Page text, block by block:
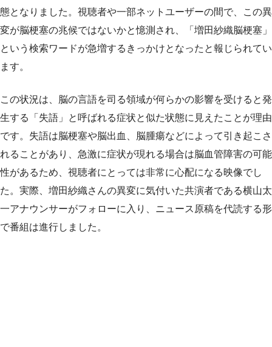
態となりました。視聴者や一部ネットユーザーの間で、この異
変が脳梗塞の兆候ではないかと憶測され、「増田紗織脳梗塞」
という検索ワードが急増するきっかけとなったと報じられてい
ます。
この状況は、脳の言語を司る領域が何らかの影響を受けると発
生する「失語」と呼ばれる症状と似た状態に見えたことが理由
です。失語は脳梗塞や脳出血、脳腫瘍などによって引き起こさ
れることがあり、急激に症状が現れる場合は脳血管障害の可能
性があるため、視聴者にとっては非常に心配になる映像でし
た。実際、増田紗織さんの異変に気付いた共演者である横山太
一アナウンサーがフォローに入り、ニュース原稿を代読する形
で番組は進行しました。